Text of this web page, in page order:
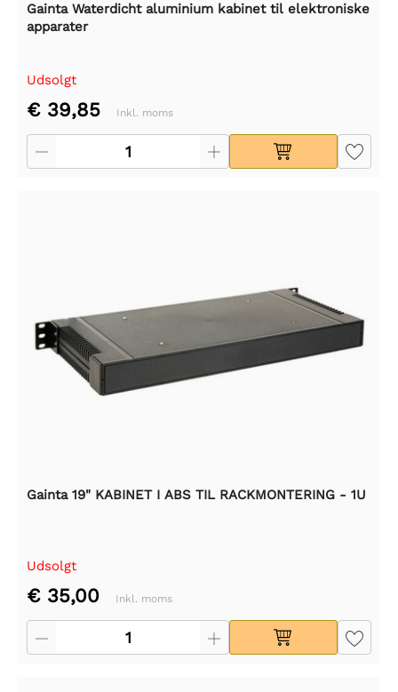
Gainta Waterdicht aluminium kabinet til elektroniske
apparater
Udsolgt
€ 39,85 Inkl. moms
Gainta 19" KABINET I ABS TIL RACKMONTERING - 1U
Udsolgt
€ 35,00 Inkl. moms